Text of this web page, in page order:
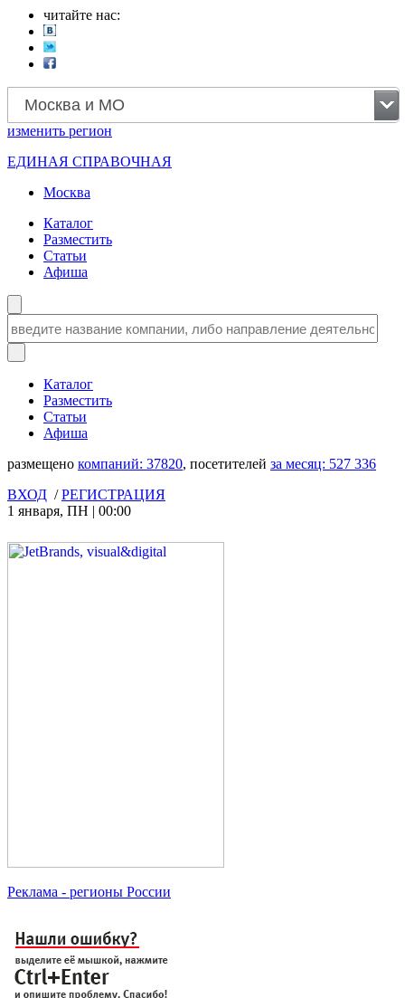
читайте нас:
Москва и МО
изменить регион
ЕДИНАЯ СПРАВОЧНАЯ
Москва
Каталог
Разместить
Статьи
Афиша
Каталог
Разместить
Статьи
Афиша
размещено компаний: 37820, посетителей за месяц: 527 336
ВХОД /РЕГИСТРАЦИЯ
1 января, ПН | 00:00
Реклама - регионы России